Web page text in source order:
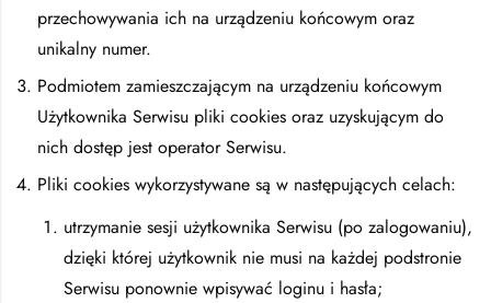
przechowywania ich na urządzeniu końcowym oraz
unikalny numer.
Podmiotem zamieszczającym na urządzeniu końcowym
Użytkownika Serwisu pliki cookies oraz uzyskującym do
nich dostęp jest operator Serwisu.
Pliki cookies wykorzystywane są w następujących celach:
utrzymanie sesji użytkownika Serwisu (po zalogowaniu),
dzięki której użytkownik nie musi na każdej podstronie
Serwisu ponownie wpisywać loginu i hasła;